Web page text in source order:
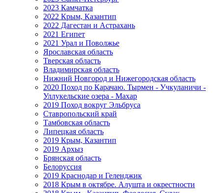
2023 Камчатка
2022 Крым, Казантип
2022 Дагестан и Астрахань
2021 Египет
2021 Урал и Поволжье
Ярославская область
Тверская область
Владимирская область
Нижний Новгород и Нижегородская область
2020 Поход по Карачаю. Тырмен - Учкуланичи -
Уллукельские озера - Махар
2019 Поход вокруг Эльбруса
Ставропольский край
Тамбовская область
Липецкая область
2019 Крым, Казантип
2019 Архыз
Брянская область
Белоруссия
2019 Краснодар и Геленджик
2018 Крым в октябре. Алушта и окрестности